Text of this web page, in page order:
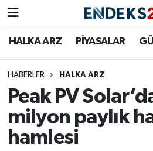
HALKA ARZ PİYASALAR
HABERLER HALKA ARZ
Peak PV
milyon paylık
hamlesi
EMLAK
ENERJİ
GÜNDEM
HALKA ARZ
Nöbetçi Eczaneler
Hava Durumu
Trafik Durumu
Süper Lig Puan Durumu ve